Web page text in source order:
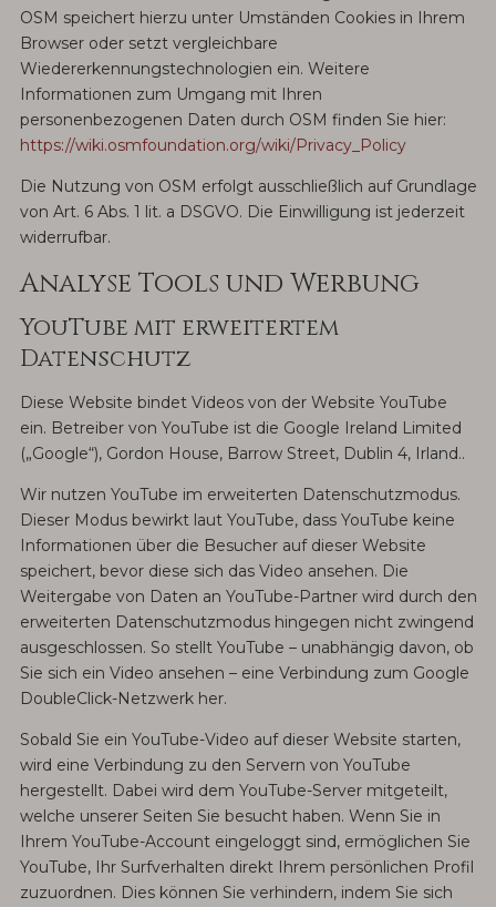
OSM speichert hierzu unter Umständen Cookies in Ihrem
Browser oder setzt vergleichbare
Wiedererkennungstechnologien ein. Weitere
Informationen zum Umgang mit Ihren
personenbezogenen Daten durch OSM finden Sie hier:
https://wiki.osmfoundation.org/wiki/Privacy_Policy
Die Nutzung von OSM erfolgt ausschließlich auf Grundlage
von Art. 6 Abs. 1 lit. a DSGVO. Die Einwilligung ist jederzeit
widerrufbar.
Analyse Tools und Werbung
YouTube mit erweitertem
Datenschutz
Diese Website bindet Videos von der Website YouTube
ein. Betreiber von YouTube ist die Google Ireland Limited
(„Google“), Gordon House, Barrow Street, Dublin 4, Irland..
Wir nutzen YouTube im erweiterten Datenschutzmodus.
Dieser Modus bewirkt laut YouTube, dass YouTube keine
Informationen über die Besucher auf dieser Website
speichert, bevor diese sich das Video ansehen. Die
Weitergabe von Daten an YouTube-Partner wird durch den
erweiterten Datenschutzmodus hingegen nicht zwingend
ausgeschlossen. So stellt YouTube – unabhängig davon, ob
Sie sich ein Video ansehen – eine Verbindung zum Google
DoubleClick-Netzwerk her.
Sobald Sie ein YouTube-Video auf dieser Website starten,
wird eine Verbindung zu den Servern von YouTube
hergestellt. Dabei wird dem YouTube-Server mitgeteilt,
welche unserer Seiten Sie besucht haben. Wenn Sie in
Ihrem YouTube-Account eingeloggt sind, ermöglichen Sie
YouTube, Ihr Surfverhalten direkt Ihrem persönlichen Profil
zuzuordnen. Dies können Sie verhindern, indem Sie sich